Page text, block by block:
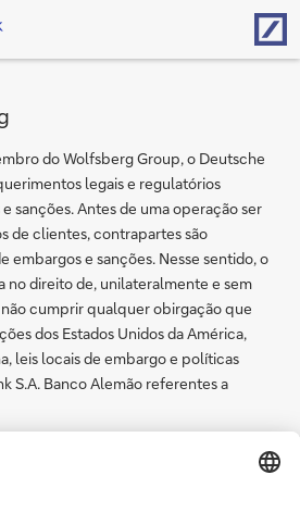
do Wolfsberg Group, o Deutsche
legais e regulatórios
sanções. Antes de uma operação ser
de clientes, contrapartes são
embargos e sanções. Nesse sentido, o
no direito de, unilateralmente e sem
cumprir qualquer obirgação que
dos Estados Unidos da América,
leis locais de embargo e políticas
S.A. Banco Alemão referentes a